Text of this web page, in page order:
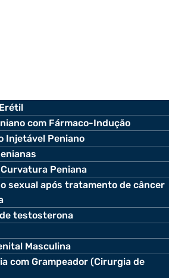
com Fármaco-Indução
Injetável Peniano
Peniana
sexual após tratamento de câncer
testosterona
Masculina
com Grampeador (Cirurgia de